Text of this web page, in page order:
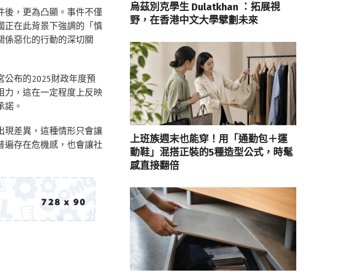
後，更為凸顯。事件不僅
正在此背景下強調的「慎
係惡化的行動的深切關
公布的2025財政年度預
力，這在一定程度上反映
。
現差異，這種情形只會讓
遍存在危機感，也會讓社
烏茲別克學生 Dulatkhan ：拓展視
野，在香港中文大學擘劃未來
上班族週末也能穿！用「通勤包＋運
動鞋」混搭正裝的5種造型公式，時髦
感直接翻倍